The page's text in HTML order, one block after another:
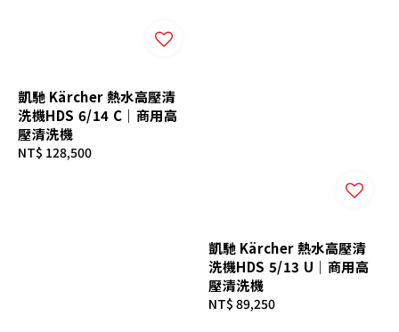
凱馳 Kärcher 熱水高壓清
洗機HDS 6/14 C｜商用高
壓清洗機
Regular
NT$ 128,500
凱馳 Kärcher 熱水高壓清
洗機HDS 5/13 U｜商用高
壓清洗機
Regular
NT$ 89,250